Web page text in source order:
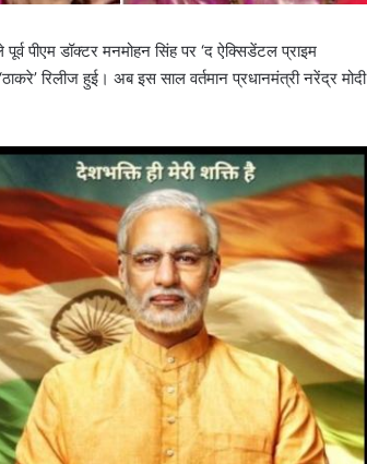
पीएम डॉक्टर मनमोहन सिंह पर ‘द ऐक्सिडेंटल प्राइम
रिलीज हुई। अब इस साल वर्तमान प्रधानमंत्री नरेंद्र मोदी